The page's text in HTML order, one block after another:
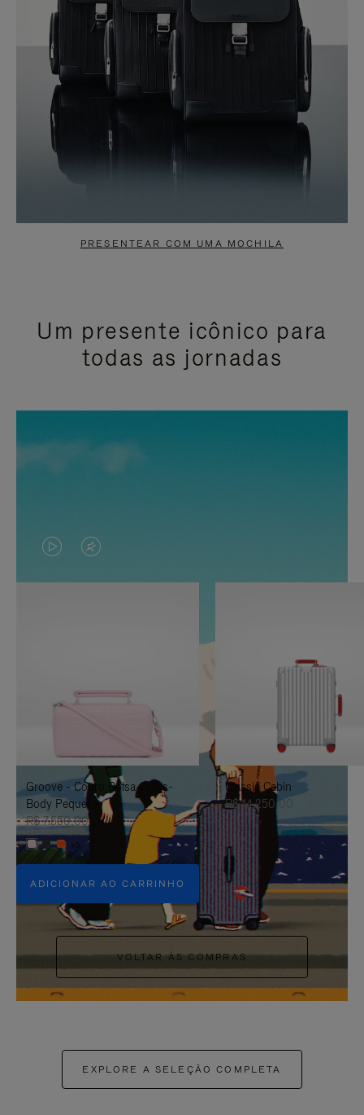
PRESENTEAR COM UMA MOCHILA
Um presente icônico para
todas as jornadas
O
VÍDEO
PRESSIONE
PAUSÁ-
LO
O
VÍDEO
FAVOR,
CLIQUE
PARA
ATIVÁ-
LO
Groove - Couro Bolsa Cross-
Body Pequena
R$ 7.550,00
+5
ADICIONAR AO CARRINHO
Classic Cabin
R$ 14.250,00
VOLTAR ÀS COMPRAS
EXPLORE A SELEÇÃO COMPLETA